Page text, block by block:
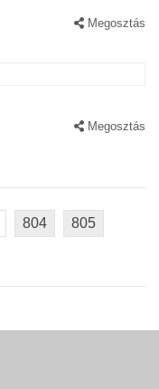
Megosztás
Megosztás
804 805